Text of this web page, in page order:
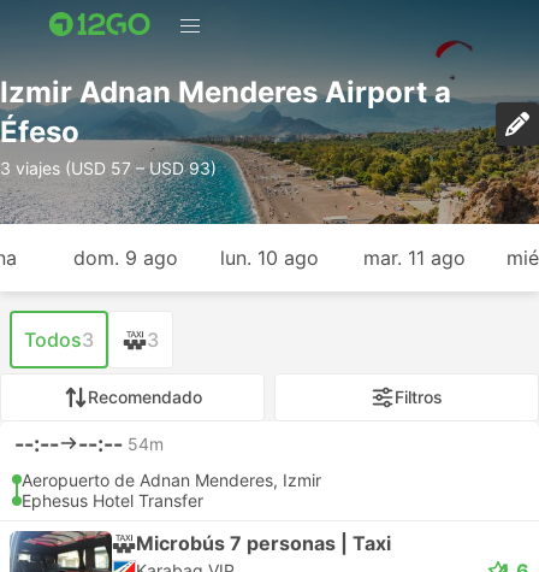
Izmir Adnan Menderes Airport a
Éfeso
3 viajes (USD 57 – USD 93)
dom. 9 ago lun. 10 ago mar. 11 ago
Todos3 3
Recomendado Filtros
--:-- --:-- 54m
Aeropuerto de Adnan Menderes, Izmir
Ephesus Hotel Transfer
Microbús 7 personas | Taxi